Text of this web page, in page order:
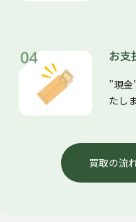
お支
”現
たし
買取の流